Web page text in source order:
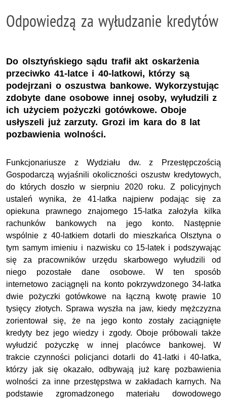
Odpowiedzą za wyłudzanie kredytów
Do olsztyńskiego sądu trafił akt oskarżenia
przeciwko 41-latce i 40-latkowi, którzy są
podejrzani o oszustwa bankowe. Wykorzystując
zdobyte dane osobowe innej osoby, wyłudzili z
ich użyciem pożyczki gotówkowe. Oboje
usłyszeli już zarzuty. Grozi im kara do 8 lat
pozbawienia wolności.
Funkcjonariusze z Wydziału dw. z Przestępczością
Gospodarczą wyjaśnili okoliczności oszustw kredytowych,
do których doszło w sierpniu 2020 roku. Z policyjnych
ustaleń wynika, że 41-latka najpierw podając się za
opiekuna prawnego znajomego 15-latka założyła kilka
rachunków bankowych na jego konto. Następnie
wspólnie z 40-latkiem dotarli do mieszkańca Olsztyna o
tym samym imieniu i nazwisku co 15-latek i podszywając
się za pracowników urzędu skarbowego wyłudzili od
niego pozostałe dane osobowe. W ten sposób
internetowo zaciągnęli na konto pokrzywdzonego 34-latka
dwie pożyczki gotówkowe na łączną kwotę prawie 10
tysięcy złotych. Sprawa wyszła na jaw, kiedy mężczyzna
zorientował się, że na jego konto zostały zaciągnięte
kredyty bez jego wiedzy i zgody. Oboje próbowali także
wyłudzić pożyczkę w innej placówce bankowej. W
trakcie czynności policjanci dotarli do 41-latki i 40-latka,
którzy jak się okazało, odbywają już karę pozbawienia
wolności za inne przestępstwa w zakładach karnych. Na
podstawie zgromadzonego materiału dowodowego